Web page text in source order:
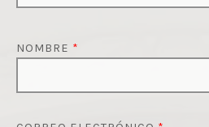
NOMBRE *